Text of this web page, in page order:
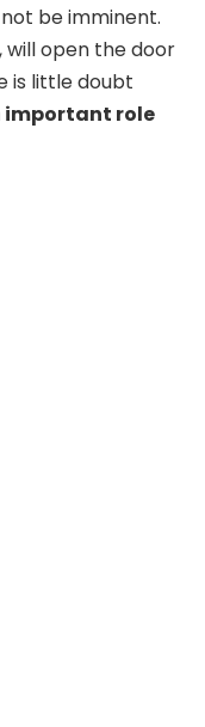
be imminent.
will open the door
is little doubt
role